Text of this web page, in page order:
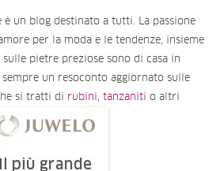
è un blog destinato a tutti. La passione
per la moda e le tendenze, insieme
pietre preziose sono di casa in
un resoconto aggiornato sulle
si tratti di rubini , tanzaniti o altri